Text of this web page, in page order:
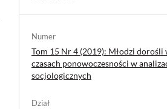
Numer
Tom 15 Nr 4 (2019): Młodzi dorośli
czasach ponowoczesności w
socjologicznych
Dział